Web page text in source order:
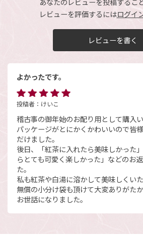
レビューを評価するにはログイ
レビューを書く
よかったです。
投稿者： けいこ
稽古事の御年始のお配り用として購入い
パッケージがとにかくかわいいので皆
だけました。
後日、「紅茶に入れたら美味しかった
らとても可愛く楽しかった」などのお
た。
私も紅茶や白湯に溶かして美味しくいた
無償の小分け袋も頂けて大変ありがたか
お世話になりました。